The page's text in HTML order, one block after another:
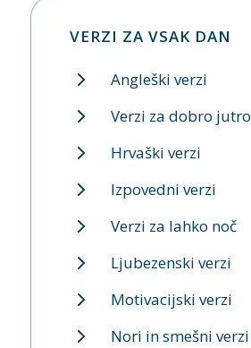
VERZI ZA VSAK DAN
Angleški verzi
Verzi za dobro jutro
Hrvaški verzi
Izpovedni verzi
Verzi za lahko noč
Ljubezenski verzi
Motivacijski verzi
Nori in smešni verzi